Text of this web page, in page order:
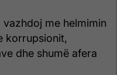
me helmimin
korrupsionit,
dhe shumë afera